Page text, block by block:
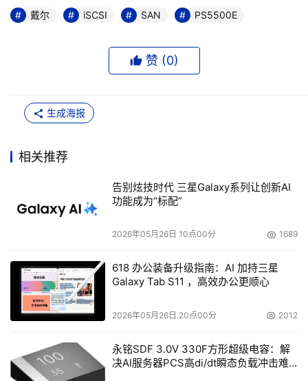
理和虚拟服务器环境管理整合起来非常关键
脚本就可以暂停应用程序来进行一致的复制，同时，
作伙伴PartnerDirect购买。带48TB容量的PS5500E的起
PS5500E的发布使得更多人猜想戴尔同EMC在存储上的合
同EMC拥有共同商标的产品之间还是有明显界线的。
“EMC为用户所带来的价值体现在它的SAN功能非常丰富，
它为用户提供了所有必要的工具来进行设置、管理以及扩展
光纤通道SAN。EqualLogic阵列的目标客户则是那些只使
所有这些功能”，Dell-EqualLogic的营销副总裁John
Joseph说，“EqualLogic的客户希望的是很强的自我管理功
戴尔 iSCSI SAN PS5500E
赞 (0)
生成海报
相关推荐
告别炫技时代 三星Galaxy系列让创新AI
功能成为“标配”
2026年05月26日 10点00分 1689
618 办公装备升级指南：AI 加持三星
Galaxy Tab S11 ，高效办公更顺心
2026年05月26日 20点00分 2012
永铭SDF 3.0V 330F方形超级电容：解
决AI服务器PCS高di/dt瞬态负载冲击难